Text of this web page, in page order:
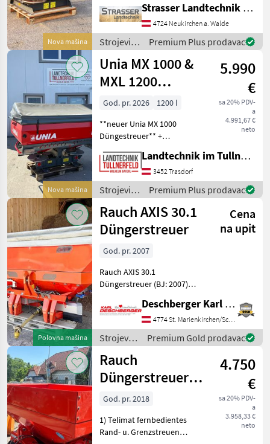
Nova mašina
Schieberbetätigung -
Gelenkwelle - Streubreite
bis 18m, mit separaten
Wurfflügeln bis 24m (A
Strasser Landtechnik GmbH
4724 Neukirchen a. Walde
Strojevi
za
đubrenje,
gnojenje i
navodnjavanje
/ Agrex
Premium Plus prodavac
Nova mašina
Unia MX 1000 &
MXL 1200
ISOBUS
5.990
€
sa 20% PDV-
a
4.991,67 €
neto
God. pr. 2026
1200 l
**neuer Unia MX 1000
Düngestreuer** +
Begrenzer - rechts +
Erweiterung des
Fassungsvermögens auf
1200 Liter + Kistenplane +
OHNE ZAPFWEL
Landtechnik im Tullnerfeld Wilhelm Bayerl GmbH
3452 Trasdorf
Strojevi
za
đubrenje,
gnojenje i
navodnjavanje
/ Unia
Premium Plus prodavac
Polovna mašina
Rauch AXIS 30.1
Düngerstreuer
Cena
na upit
God. pr. 2007
Rauch AXIS 30.1
Düngerstreuer (BJ: 2007)
Mengensteuerung über
Grenzstreugerät rechts,
Section Control fähig 4
Teilbreiten (zwei virtu
Deschberger Karl Landtechnik GesmbH & Co KG
4774 St. Marienkirchen/Schärding
Strojevi
za
đubrenje,
gnojenje i
navodnjavanje
/ Rauch
Premium Gold prodavac
Rauch
Düngerstreuer
MDS19.1C E-
Click mit Telimat
4.750
€
sa 20% PDV-
a
3.958,33 €
neto
God. pr. 2018
1) Telimat fernbedientes
Rand- u. Grenzstreuen